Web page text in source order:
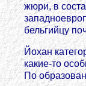
жюри, в
бельгийцу
Йохан
какие-то
По